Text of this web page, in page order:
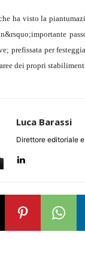
ha visto la
prefissata per
dei propri
Luca Barassi
Direttore editoriale